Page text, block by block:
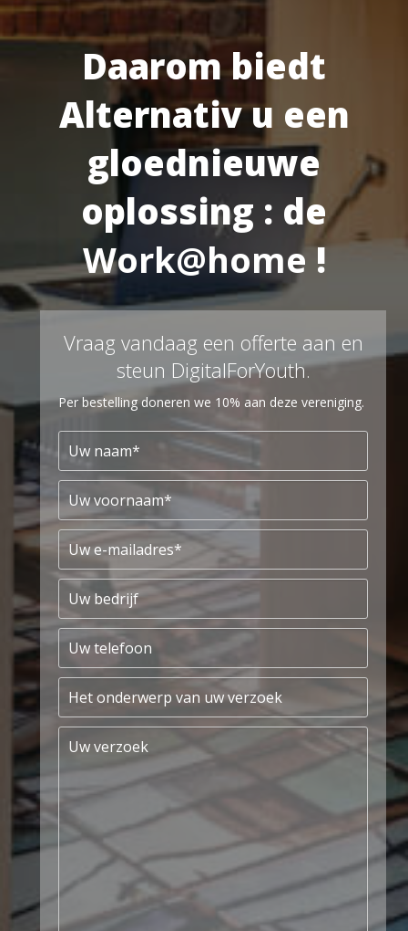
Daarom biedt
Alternativ u een
gloednieuwe
oplossing : de
Work@home!
Vraag vandaag een offerte aan en
steun DigitalForYouth.
Per bestelling doneren we 10% aan deze vereniging.